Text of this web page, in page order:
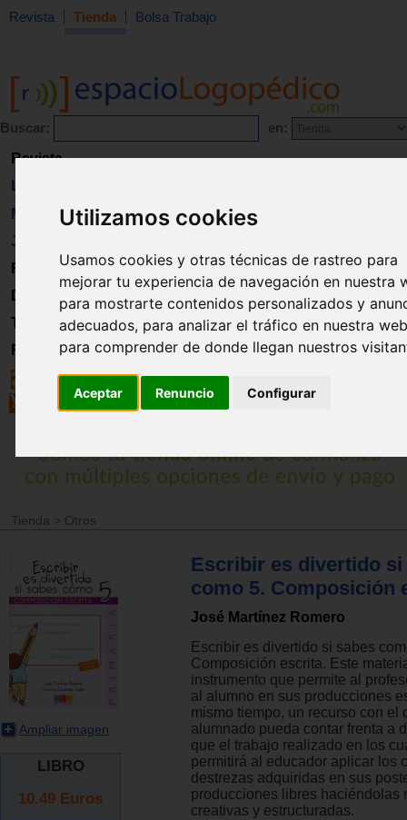
Utilizamos cookies
Usamos cookies y otras técnicas de rastreo para
mejorar tu experiencia de navegación en nuestra
para mostrarte contenidos personalizados y
adecuados, para analizar el tráfico en nuestra
para comprender de donde llegan nuestros
Aceptar Renuncio Configurar
Revista Tienda Bolsa Trabajo
Buscar: en:
Revista
Libros
Material
Juguetes
Formación
Directorio
Trabajo
Registro
Tienda > Otros
Ampliar imagen
LIBRO
10.49 Euros
Escribir es divertido si
como 5. Composición
José Martínez Romero
Escribir es divertido si sabes
Composición escrita. Este
instrumento que permite al
al alumno en sus producciones
mismo tiempo, un recurso con el
alumnado pueda contar frenta a
que el trabajo realizado en los
permitirá al educador aplicar los
destrezas adquiridas en sus
producciones libres haciéndolas
creativas y estructuradas.